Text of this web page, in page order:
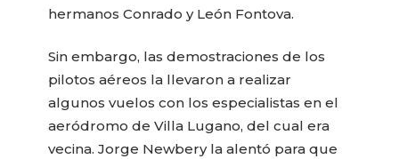
hermanos Conrado y León Fontova.
Sin embargo, las demostraciones de los
pilotos aéreos la llevaron a realizar
algunos vuelos con los especialistas en el
aeródromo de Villa Lugano, del cual era
vecina. Jorge Newbery la alentó para que